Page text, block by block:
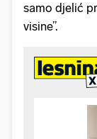
samo djelić
visine”.